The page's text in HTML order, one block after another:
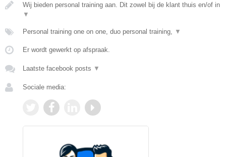
Wij bieden personal training aan. Dit zowel bij de klant thuis en/of in
▼
Personal training one on one, duo personal training, ▼
Er wordt gewerkt op afspraak.
Laatste facebook posts ▼
Sociale media: